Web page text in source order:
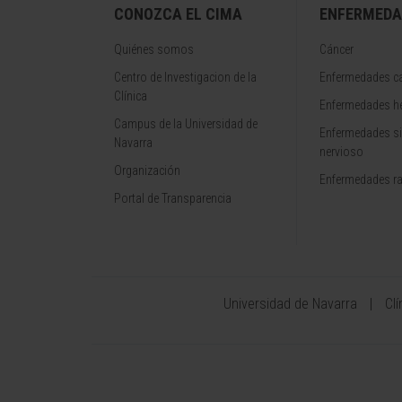
CONOZCA EL CIMA
Quiénes somos
Centro de Investigacion de la
Clínica
Campus de la Universidad de
Navarra
Organización
Portal de Transparencia
Cáncer
Enfermedades
Enfermedades
Enfermedades
nervioso
Enfermedades
Universidad de Navarra